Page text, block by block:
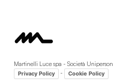
Martinelli Luce spa - Società
Privacy Policy - Cookie Policy